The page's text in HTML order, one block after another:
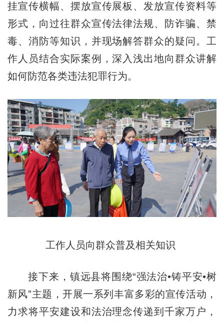
挂宣传横幅、摆放宣传展板、发放宣传资料等
形式，向过往群众宣传法律法规、防诈骗、禁
毒、消防等知识，并现场解答群众的疑问。工
作人员结合实际案例，深入浅出地向群众讲解
如何防范各类违法犯罪行为。
工作人员向群众普及相关知识
接下来，镇远县将围绕“强法治•铸平安•树
新⻛”主题，开展一系列丰富多彩的宣传活动，
力求将平安建设和法治理念传递到千家万户，